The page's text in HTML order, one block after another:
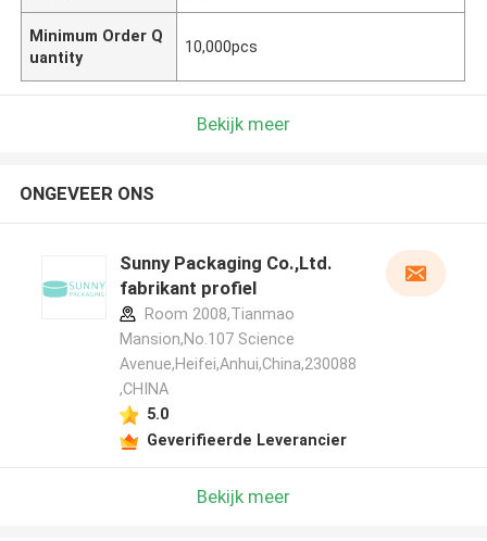
Minimum Order Q
uantity
10,000pcs
Bekijk meer
ONGEVEER ONS
Sunny Packaging Co.,Ltd.
fabrikant profiel
Room 2008,Tianmao
Mansion,No.107 Science
Avenue,Heifei,Anhui,China,230088
,CHINA
5.0
Geverifieerde Leverancier
Bekijk meer